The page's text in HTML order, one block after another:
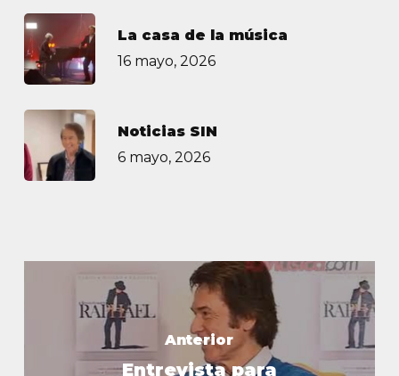
La casa de la música
16 mayo, 2026
Noticias SIN
6 mayo, 2026
Anterior
Entrevista para